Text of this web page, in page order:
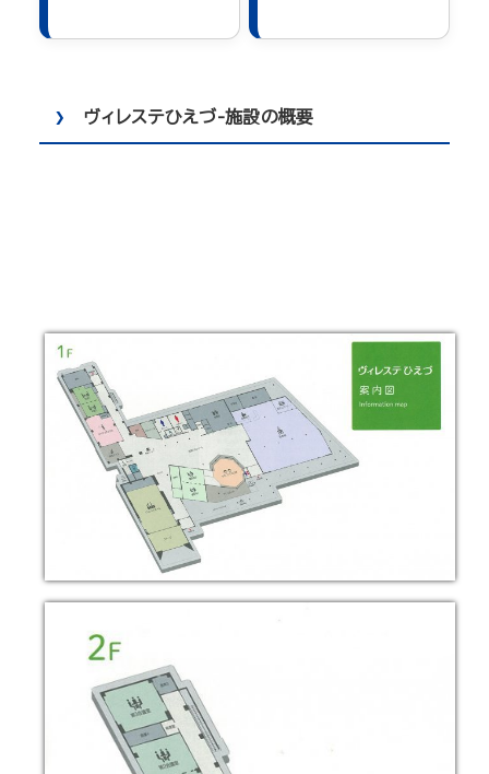
ヴィレステひえづ-施設の概要